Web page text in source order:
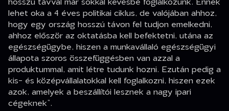
lehet oka a 4 éves politikai ciklus, de valójában ahhoz,
hogy egy ország hosszú távon fel tudjon emelkedni,
ahhoz először az oktatásba kell befektetni, utána az
egészségügybe, hiszen a munkavállaló egészségügyi
állapota szoros összefüggésben van azzal a
produktummal, amit létre tudunk hozni. Ezután pedig a
kis- és középvállalatokkal kell foglalkozni, hiszen ezek
azok, amelyek a beszállítói lesznek a nagy ipari
cégeknek”.